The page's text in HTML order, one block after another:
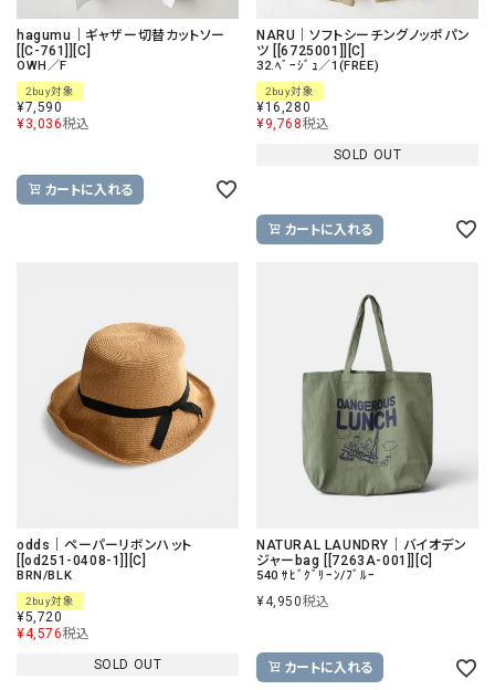
hagumu｜ギャザー切替カットソー
[[C-761]][C]
OWH／F
2buy対象
¥7,590
¥3,036税込
カートに入れる
NARU｜ソフトシーチングノッポパン
ツ [[6725001]][C]
32.ﾍﾞｰｼﾞｭ／1(FREE)
2buy対象
¥16,280
¥9,768税込
SOLD OUT
カートに入れる
odds｜ペーパーリボンハット
[[od251-0408-1]][C]
BRN/BLK
2buy対象
¥5,720
¥4,576税込
SOLD OUT
NATURAL LAUNDRY｜バイオデン
ジャーbag [[7263A-001]][C]
540 ｻﾋﾞｸﾞﾘｰﾝ/ﾌﾞﾙｰ
¥4,950税込
カートに入れる